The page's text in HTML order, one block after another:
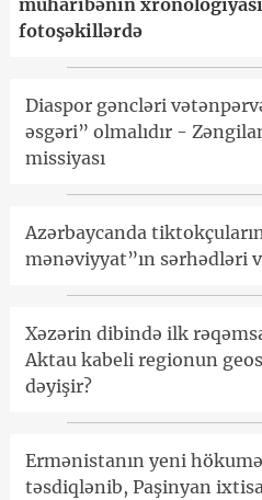
fotoşəkillərdə
Diaspor gəncləri
əsgəri” olmalıdır -
missiyası
Azərbaycanda
mənəviyyat”ın sərhədləri
Xəzərin dibində ilk
Aktau kabeli regionun
dəyişir?
Ermənistanın yeni
təsdiqlənib, Paşinyan